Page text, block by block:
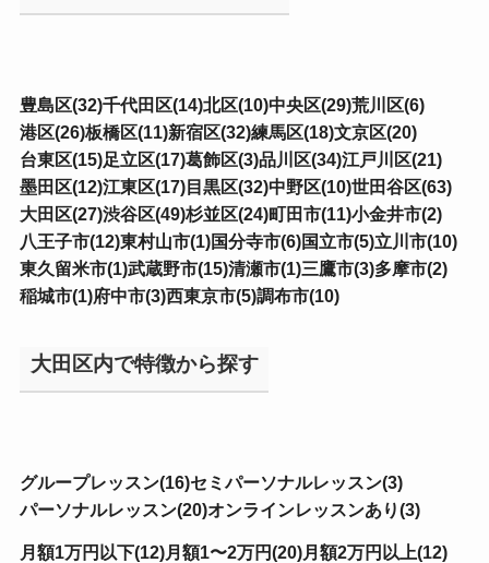
豊島区(32)千代田区(14)北区(10)中央区(29)荒川区(6)
港区(26)板橋区(11)新宿区(32)練馬区(18)文京区(20)
台東区(15)足立区(17)葛飾区(3)品川区(34)江戸川区(21)
墨田区(12)江東区(17)目黒区(32)中野区(10)世田谷区(63)
大田区(27)渋谷区(49)杉並区(24)町田市(11)小金井市(2)
八王子市(12)東村山市(1)国分寺市(6)国立市(5)立川市(10)
東久留米市(1)武蔵野市(15)清瀬市(1)三鷹市(3)多摩市(2)
稲城市(1)府中市(3)西東京市(5)調布市(10)
大田区内で特徴から探す
グループレッスン(16)セミパーソナルレッスン(3)
パーソナルレッスン(20)オンラインレッスンあり(3)
月額1万円以下(12)月額1〜2万円(20)月額2万円以上(12)